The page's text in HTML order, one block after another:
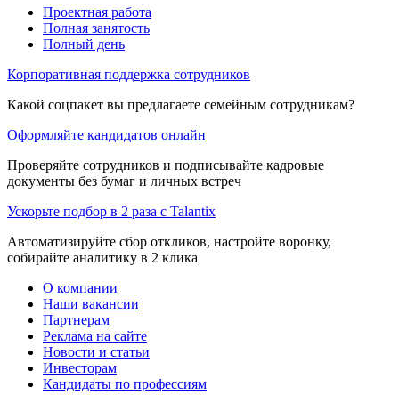
Проектная работа
Полная занятость
Полный день
Корпоративная поддержка сотрудников
Какой соцпакет вы предлагаете семейным сотрудникам?
Оформляйте кандидатов онлайн
Проверяйте сотрудников и подписывайте кадровые
документы без бумаг и личных встреч
Ускорьте подбор в 2 раза с Talantix
Автоматизируйте сбор откликов, настройте воронку,
собирайте аналитику в 2 клика
О компании
Наши вакансии
Партнерам
Реклама на сайте
Новости и статьи
Инвесторам
Кандидаты по профессиям